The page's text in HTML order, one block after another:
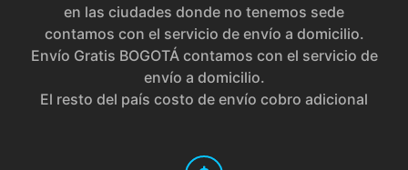
en las ciudades donde no tenemos sede
contamos con el servicio de envío a domicilio.
Envío Gratis BOGOTÁ contamos con el servicio de
envío a domicilio.
El resto del país costo de envío cobro adicional